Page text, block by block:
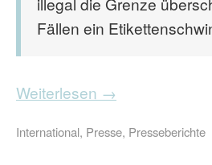
Fällen ein
Weiterlesen →
International, Presse, Presseberichte